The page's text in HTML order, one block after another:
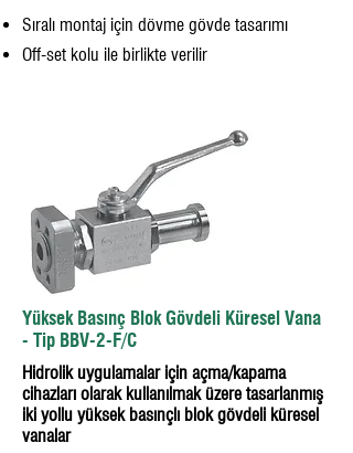
Sıralı montaj için dövme gövde tasarımı
Off-set kolu ile birlikte verilir
Yüksek Basınç Blok Gövdeli Küresel Vana
- Tip BBV-2-F/C
Hidrolik uygulamalar için açma/kapama
cihazları olarak kullanılmak üzere tasarlanmış
iki yollu yüksek basınçlı blok gövdeli küresel
vanalar